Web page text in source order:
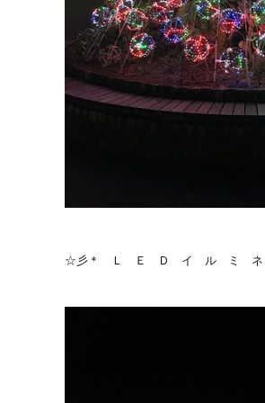
☆彡＊ Ｌ Ｅ Ｄ イ ル ミ